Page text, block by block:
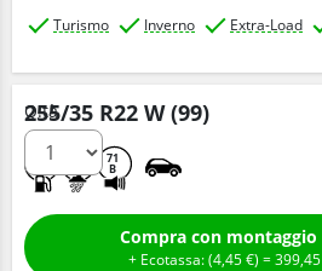
Turismo Inverno Extra-Load
255/35 R22 W (99)
71
B
Q.tà
+ Ecotassa: (4,45€ ) =399,45